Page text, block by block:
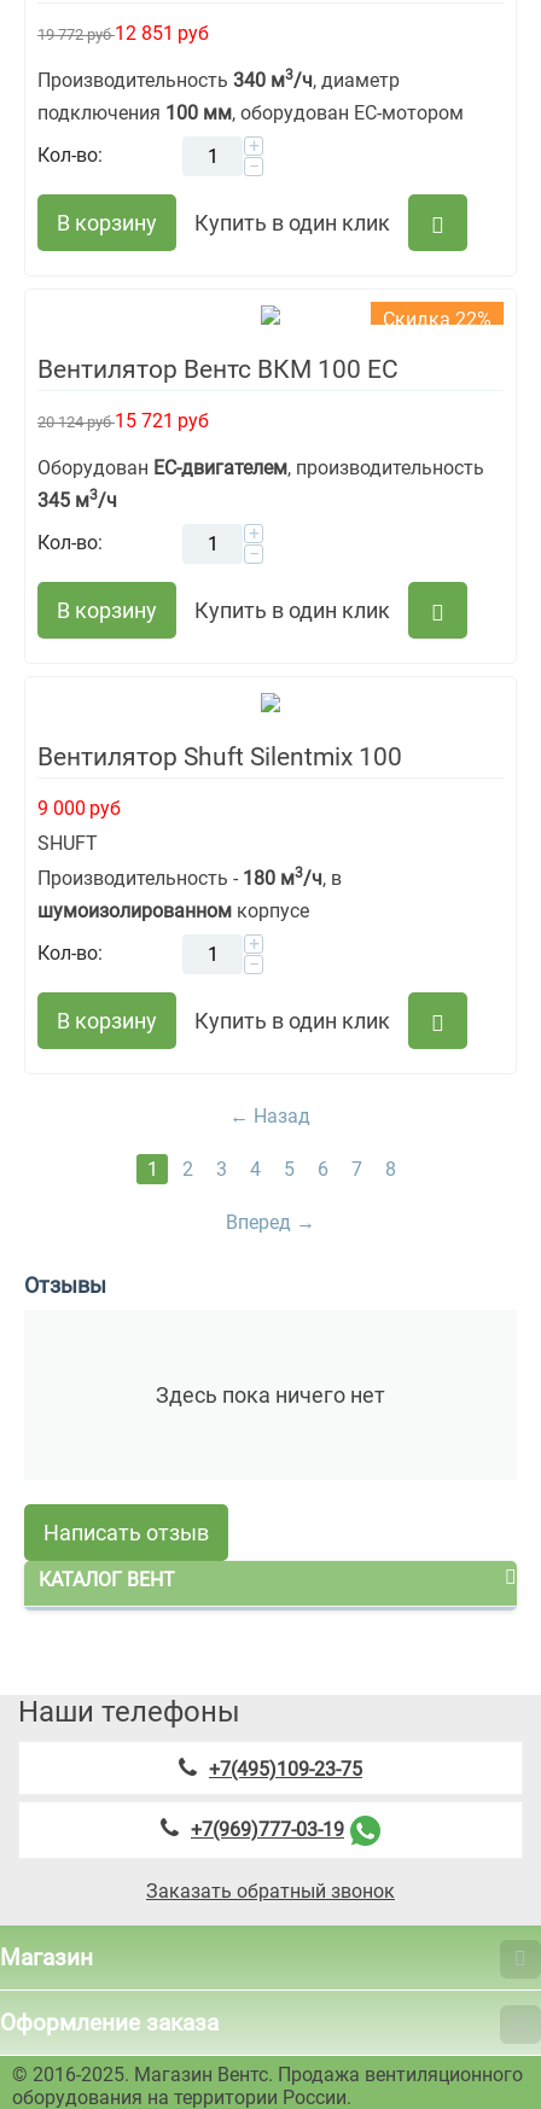
19 772 руб12 851 руб
Производительность 340 м3/ч, диаметр
подключения 100 мм, оборудован ЕС-мотором
Кол-во:
+
−
В корзину Купить в один клик
Скидка 22%
Вентилятор Вентс ВКМ 100 ЕС
20 124 руб15 721 руб
Оборудован ЕС-двигателем, производительность
345 м3/ч
Кол-во:
+
−
В корзину Купить в один клик
Вентилятор Shuft Silentmix 100
9 000 руб
SHUFT
Производительность - 180 м3/ч, в
шумоизолированном корпусе
Кол-во:
+
−
В корзину Купить в один клик
Назад
1 2 3 4 5 6 7 8
Вперед
Отзывы
Здесь пока ничего нет
Написать отзыв
КАТАЛОГ ВЕНТ
Наши телефоны
+7(495)109-23-75
+7(969)777-03-19
Заказать обратный звонок
Магазин
Оформление заказа
© 2016-2025. Магазин Вентс. Продажа вентиляционного
оборудования на территории России.